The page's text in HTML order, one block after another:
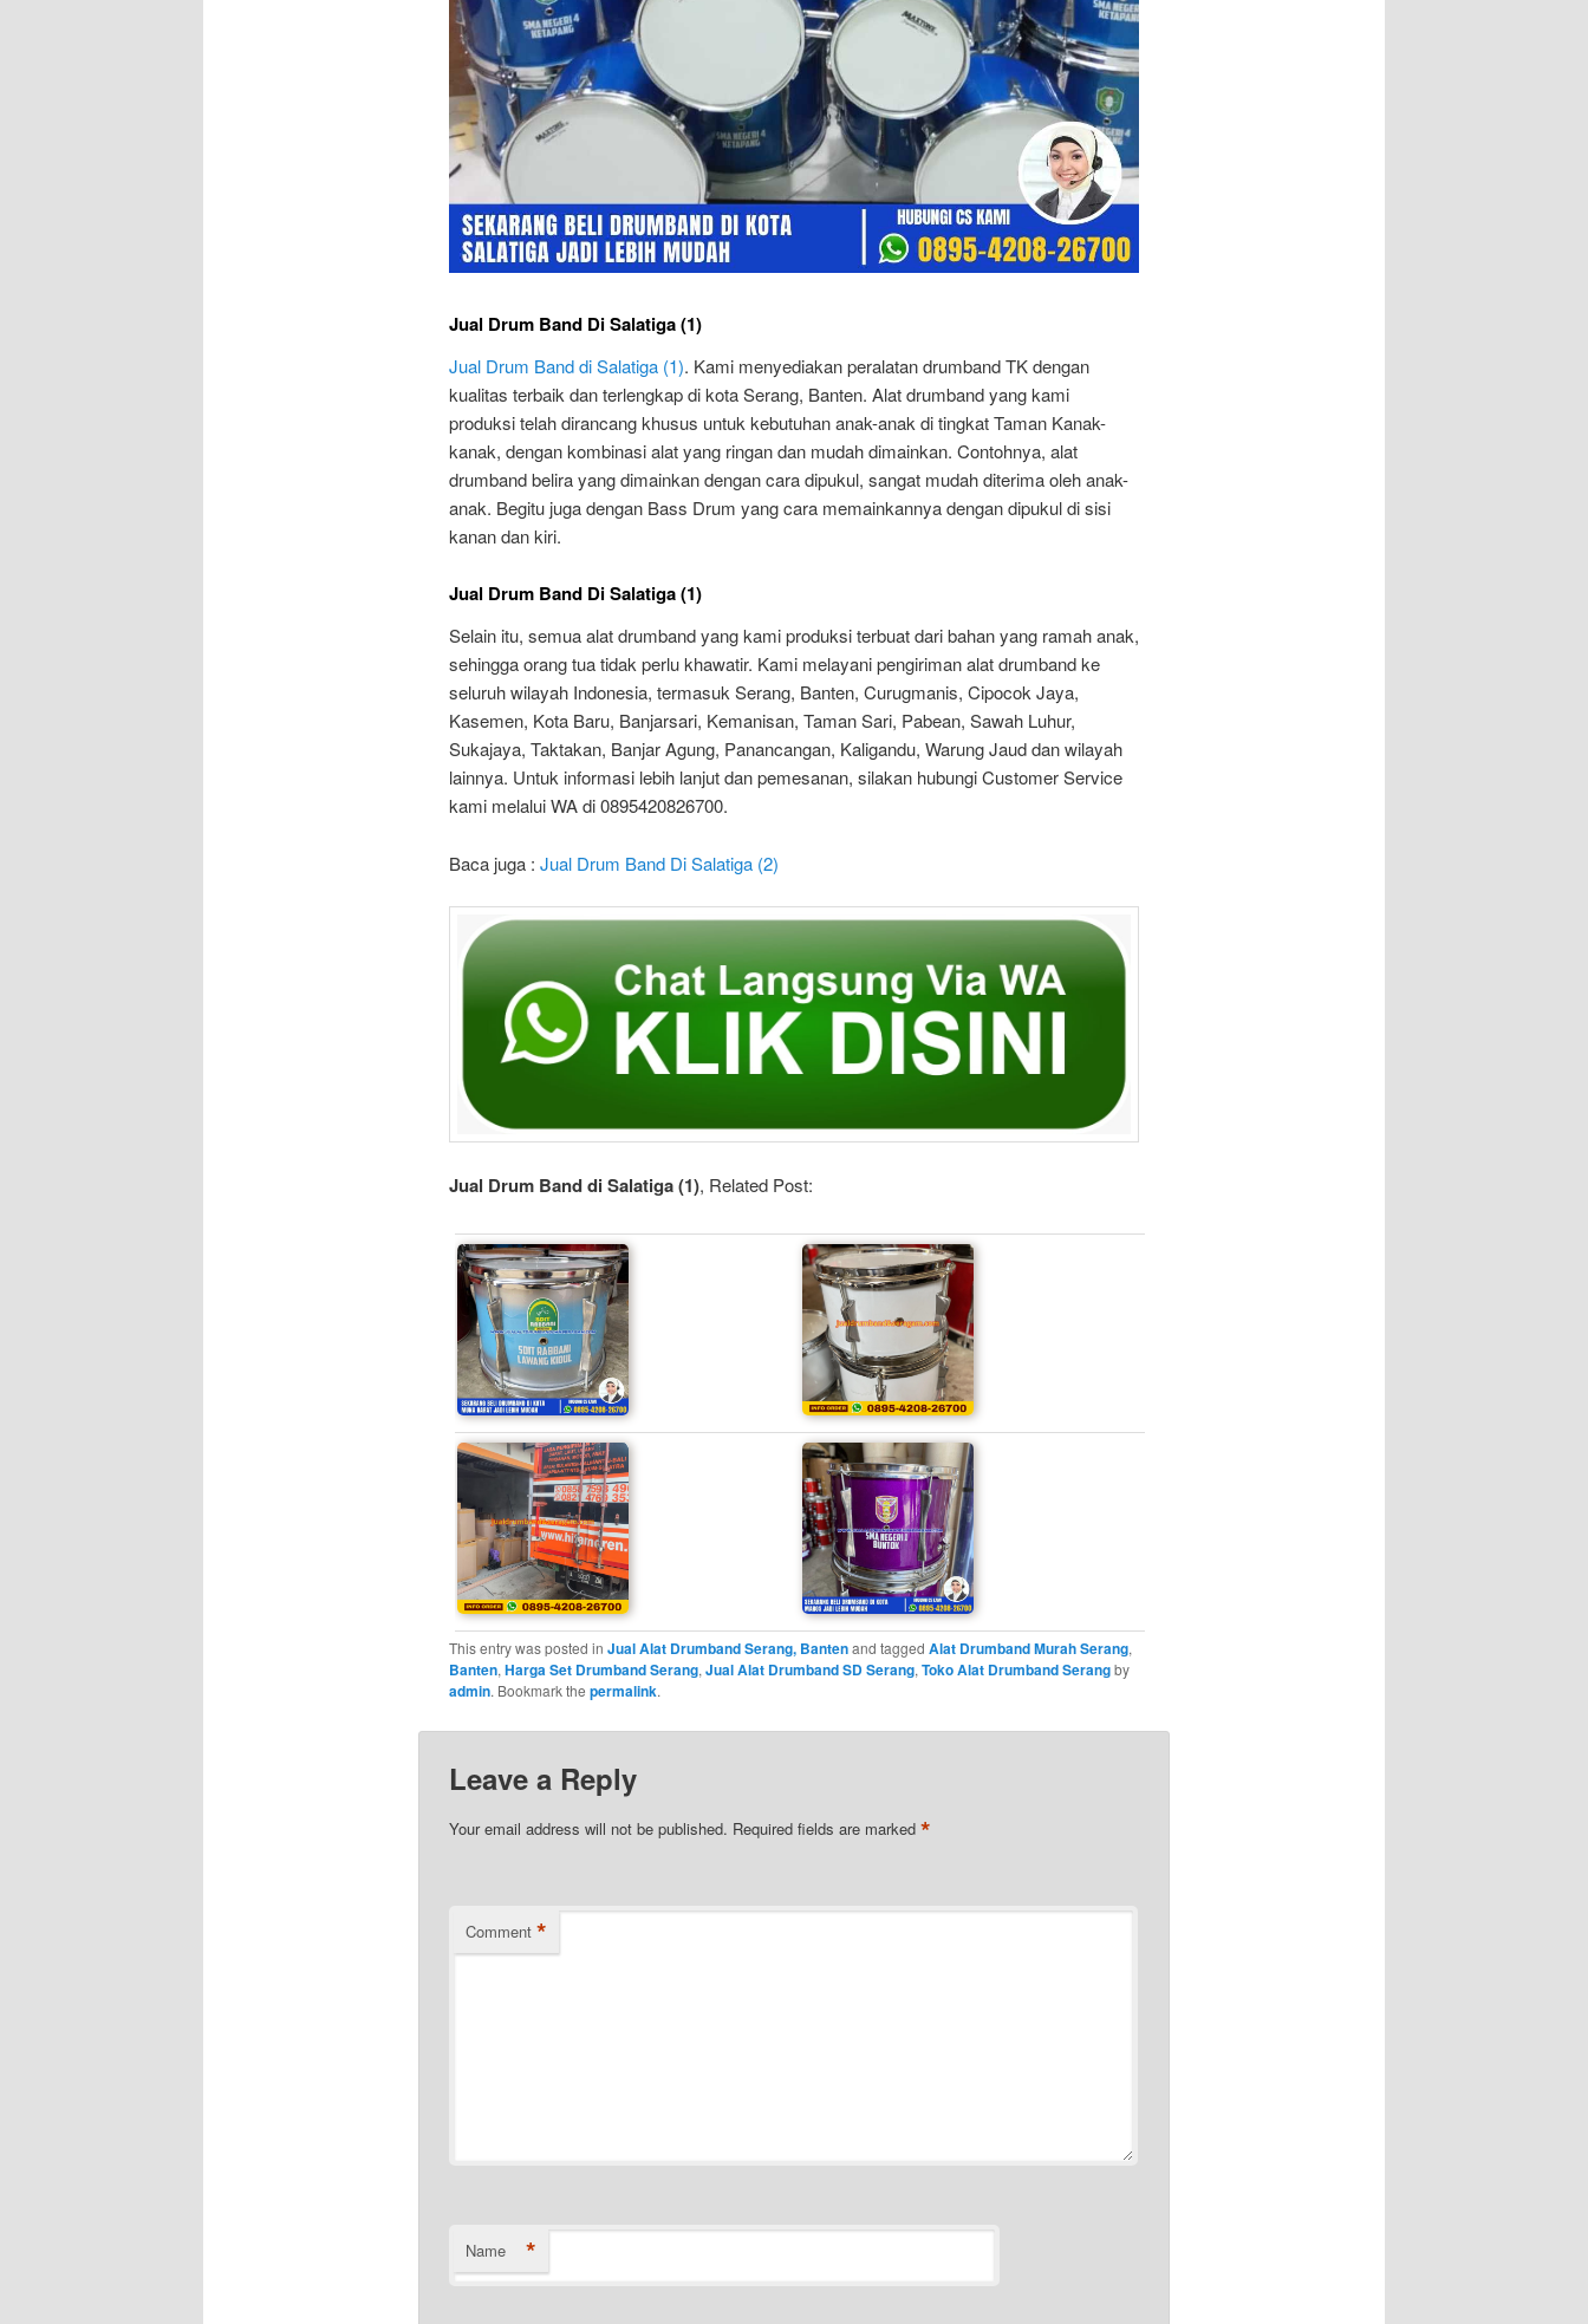
Jual Drum Band Di Salatiga (1)
Jual Drum Band di Salatiga (1). Kami menyediakan peralatan drumband TK dengan
kualitas terbaik dan terlengkap di kota Serang, Banten. Alat drumband yang kami
produksi telah dirancang khusus untuk kebutuhan anak-anak di tingkat Taman Kanak-
kanak, dengan kombinasi alat yang ringan dan mudah dimainkan. Contohnya, alat
drumband belira yang dimainkan dengan cara dipukul, sangat mudah diterima oleh anak-
anak. Begitu juga dengan Bass Drum yang cara memainkannya dengan dipukul di sisi
kanan dan kiri.
Jual Drum Band Di Salatiga (1)
Selain itu, semua alat drumband yang kami produksi terbuat dari bahan yang ramah anak,
sehingga orang tua tidak perlu khawatir. Kami melayani pengiriman alat drumband ke
seluruh wilayah Indonesia, termasuk Serang, Banten, Curugmanis, Cipocok Jaya,
Kasemen, Kota Baru, Banjarsari, Kemanisan, Taman Sari, Pabean, Sawah Luhur,
Sukajaya, Taktakan, Banjar Agung, Panancangan, Kaligandu, Warung Jaud dan wilayah
lainnya. Untuk informasi lebih lanjut dan pemesanan, silakan hubungi Customer Service
kami melalui WA di 0895420826700.
Baca juga : Jual Drum Band Di Salatiga (2)
Jual Drum Band di Salatiga (1), Related Post:
This entry was posted in Jual Alat Drumband Serang, Bantenand tagged Alat Drumband Murah Serang,
Banten, Harga Set Drumband Serang, Jual Alat Drumband SD Serang, Toko Alat Drumband Serangby
admin. Bookmark the permalink.
Leave a Reply
Your email address will not be published. Required fields are marked *
Comment *
Name *